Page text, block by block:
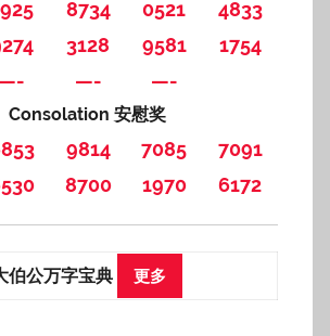
8734 0521
4833
3128 9581
1754
—-
—- —-
Consolation 安慰奖
9814 7085
7091
8700 1970 6172
伯公万字宝典 更多